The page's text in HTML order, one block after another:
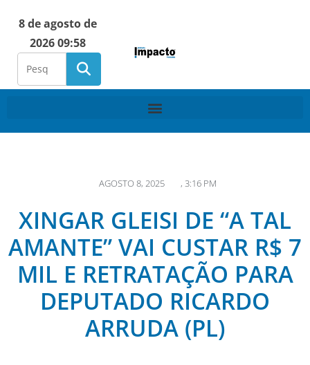
8 de agosto de
2026 09:58
AGOSTO 8, 2025 , 3:16 PM
XINGAR GLEISI DE “A TAL
AMANTE” VAI CUSTAR R$ 7
MIL E RETRATAÇÃO PARA
DEPUTADO RICARDO
ARRUDA (PL)